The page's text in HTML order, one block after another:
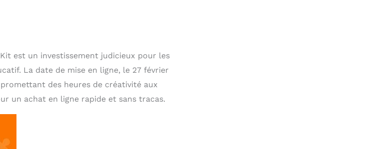
est un investissement judicieux pour les
La date de mise en ligne, le 27 février
des heures de créativité aux
un achat en ligne rapide et sans tracas.